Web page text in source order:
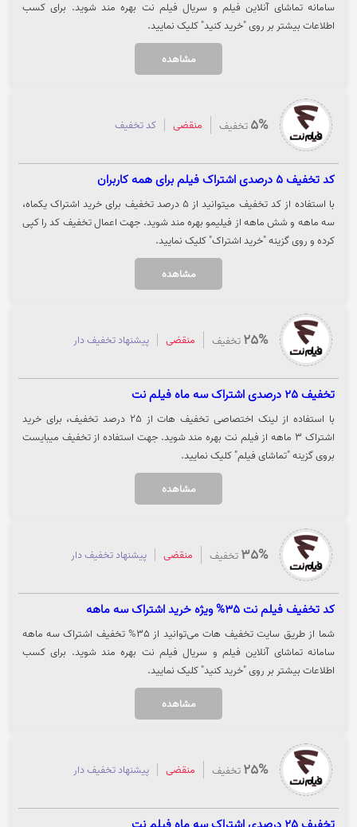
سامانه تماشای آنلاین فیلم و سریال فیلم نت بهره مند شوید. برای کسب
اطلاعات بیشتر بر روی "خرید کنید" کلیک نمایید.
مشاهده
5% تخفیف منقضی کد تخفیف
کد تخفیف 5 درصدی اشتراک فیلم برای همه کاربران
با استفاده از کد تخفیف میتوانید از 5 درصد تخفیف برای خرید اشتراک یکماه،
سه ماهه و شش ماهه از فیلیمو بهره مند شوید. جهت اعمال تخفیف کد را کپی
کرده و روی گزینه "خرید اشتراک" کلیک نمایید.
مشاهده
25% تخفیف منقضی پیشنهاد تخفیف دار
تخفیف 25 درصدی اشتراک سه ماه فیلم نت
با استفاده از لینک اختصاصی تخفیف هات از 25 درصد تخفیف، برای خرید
اشتراک 3 ماهه از فیلم نت بهره مند شوید. جهت استفاده از تخفیف میبایست
بروی گزینه "تماشای فیلم" کلیک نمایید.
مشاهده
35% تخفیف منقضی پیشنهاد تخفیف دار
کد تخفیف فیلم نت 35% ویژه خرید اشتراک سه ماهه
شما از طریق سایت تخفیف هات می‌توانید از 35% تخفیف اشتراک سه ماهه
سامانه تماشای آنلاین فیلم و سریال فیلم نت بهره مند شوید. برای کسب
اطلاعات بیشتر بر روی "خرید کنید" کلیک نمایید.
مشاهده
25% تخفیف منقضی پیشنهاد تخفیف دار